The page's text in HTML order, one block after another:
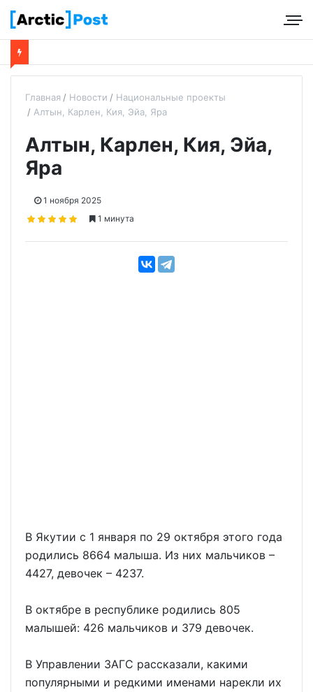
Главная Новости
Национальные проекты
Алтын, Карлен, Кия, Эйа, Яра
Алтын, Карлен, Кия, Эйа,
Яра
1 ноября 2025
1 минута
В Якутии с 1 января по 29 октября этого года
родились 8664 малыша. Из них мальчиков –
4427, девочек – 4237.
В октябре в республике родились 805
малышей: 426 мальчиков и 379 девочек.
В Управлении ЗАГС рассказали, какими
популярными и редкими именами нарекли их